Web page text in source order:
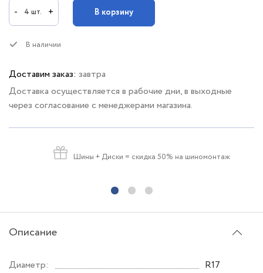
- 4 шт. + В корзину
В наличии
Доставим заказ: завтра
Доставка осуществляется в рабочие дни, в выходные
через согласование с менеджерами магазина.
Шины + Диски = скидка 50% на шиномонтаж
Описание
Диаметр:
R17